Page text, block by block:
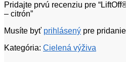
Pridajte prvú recenziu pre
– citrón”
Musíte byť prihlásený pre
Kategória: Cielená výživa